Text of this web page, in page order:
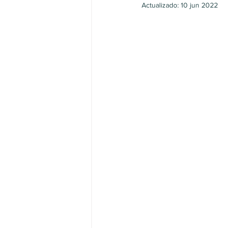
Actualizado: 10 jun 2022